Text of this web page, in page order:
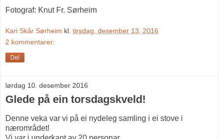
Fotograf: Knut Fr. Sørheim
Kari Skår Sørheim kl. tirsdag, desember 13, 2016
2 kommentarer:
Del
lørdag 10. desember 2016
Glede på ein torsdagskveld!
Denne veka var vi på ei nydeleg samling i ei stove i
nærområdet!